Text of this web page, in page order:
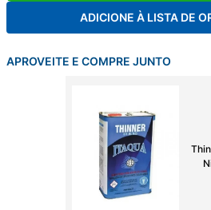
ADICIONE À LISTA DE
APROVEITE E COMPRE JUNTO